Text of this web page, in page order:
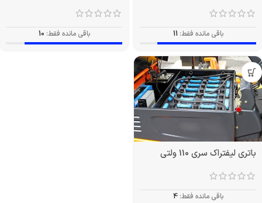
باقی مانده فقط: 11 باقی مانده فقط: 10
باتری لیفتراک سری 110 ولتی
باقی مانده فقط: 4